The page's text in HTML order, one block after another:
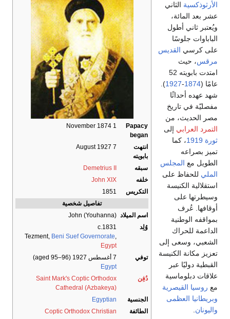
Papacy
began
1 November 1874
انتهت
بابويته
سبقه
Demetrius II
خلفه
John XIX
التكريس
1851
تفاصيل شخصية
اسم الميلاد John (Youhanna)
c.1831
Tezment,Beni Suef Governorate
Egypt
توفي
(aged 95–96)
Egypt
Saint Mark's Coptic Orthodox
Cathedral (Azbakeya)
الجنسية
Egyptian
الطائفة
Coptic Orthodox Christian
الأرثوذكسيةالثاني
عشر بعد المائة،
ويُعتبر ثاني أطول
الباباوات جلوسًا
على كرسيالقديس
مرقس، حيث
امتدت بابويته 52
عامًا (1874
-
1927
).
شهد عهده أحداثًا
مفصليّة في تاريخ
مصر الحديث، من
التمرد العرابي إلى
ثورة 1919
، كما
تميز بصراعه
الطويل مع المجلس
المليللحفاظ على
استقلالية الكنيسة
وسيطرتها على
أوقافها. عُرف
بمواقفه الوطنية
الداعمة للحراك
الشعبي، وسعى إلى
تعزيز مكانة الكنيسة
القبطية دوليًا عبر
علاقات دبلوماسية
روسيا القيصرية
وبريطانيا العظمى
واليونان.